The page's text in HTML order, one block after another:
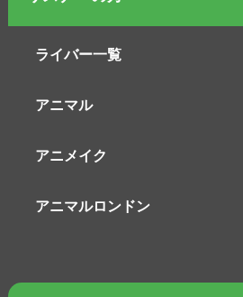
ライバー一覧
アニマル
アニメイク
アニマルロンドン